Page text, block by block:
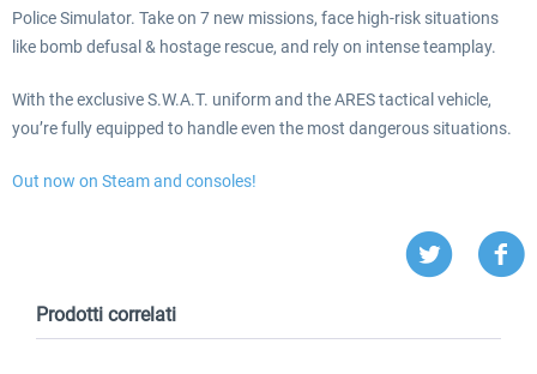
Police Simulator. Take on 7 new missions, face high-risk situations
like bomb defusal & hostage rescue, and rely on intense teamplay.
With the exclusive S.W.A.T. uniform and the ARES tactical vehicle,
you’re fully equipped to handle even the most dangerous situations.
Out now on Steam and consoles!
Prodotti correlati